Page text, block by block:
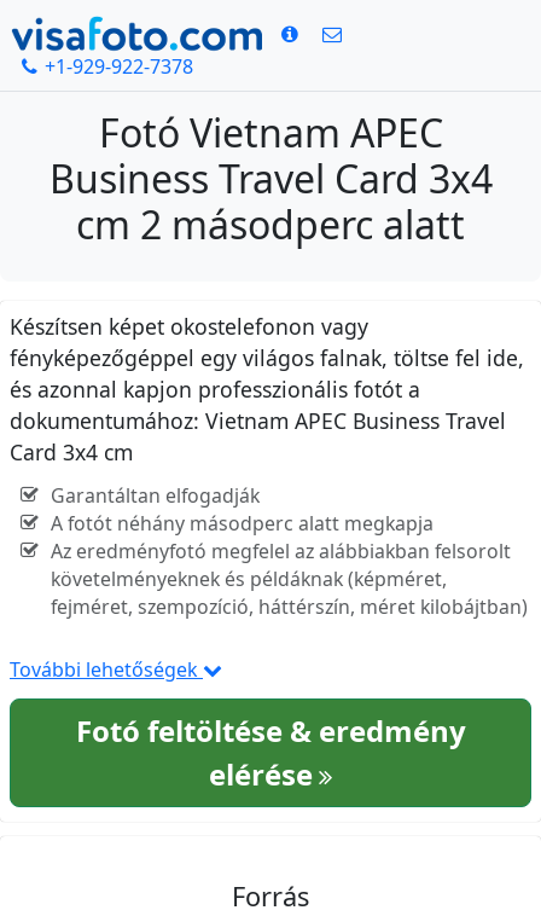
+1-929-922-7378
Fotó Vietnam APEC
Business Travel Card 3x4
cm 2 másodperc alatt
Készítsen képet okostelefonon vagy
fényképezőgéppel egy világos falnak, töltse fel ide,
és azonnal kapjon professzionális fotót a
dokumentumához: Vietnam APEC Business Travel
Card 3x4 cm
Garantáltan elfogadják
A fotót néhány másodperc alatt megkapja
Az eredményfotó megfelel az alábbiakban felsorolt
követelményeknek és példáknak (képméret,
fejméret, szempozíció, háttérszín, méret kilobájtban)
További lehetőségek
Fotó feltöltése & eredmény
elérése
Forrás